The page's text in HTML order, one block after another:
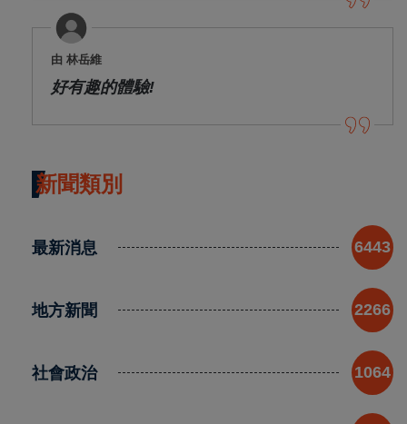
由 林岳維
好有趣的體驗!
新聞類別
最新消息 6443
地方新聞 2266
社會政治 1064